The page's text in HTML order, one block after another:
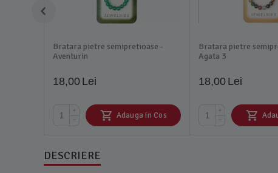
Bratara pietre semipretioase -
Aventurin
18,00 Lei
+
−
Adauga in Cos
Bratara pietre
Agata 3
18,00 Lei
+
−
DESCRIERE